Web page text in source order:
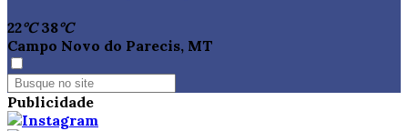
22°C 38°C
Campo Novo do Parecis, MT
Publicidade